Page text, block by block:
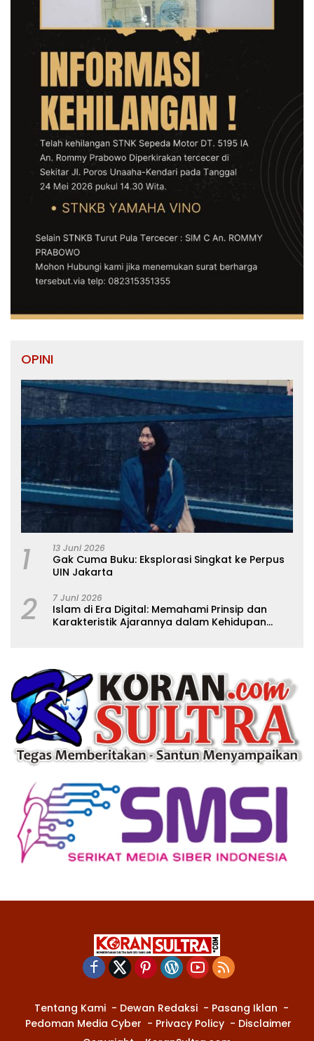
OPINI
1 13 Juni 2026
Gak Cuma Buku: Eksplorasi Singkat ke Perpus
UIN Jakarta
2 7 Juni 2026
Islam di Era Digital: Memahami Prinsip dan
Karakteristik Ajarannya dalam Kehidupan
Tentang Kami Dewan Redaksi
Pasang Iklan
Pedoman Media Cyber
Privacy Policy
Disclaimer